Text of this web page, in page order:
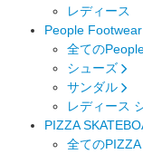
レディース
People Footwear
全ての
シューズ
サンダル
レディース
PIZZA
全ての